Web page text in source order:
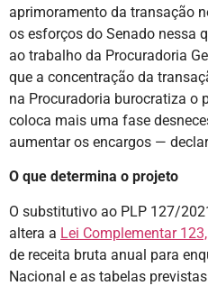
aprimoramento da transação
os esforços do Senado nessa
ao trabalho da Procuradoria
que a concentração da
na Procuradoria burocratiza o
coloca mais uma fase
aumentar os encargos —
O que determina o projeto
O substitutivo ao PLP 127/
altera a Lei Complementar
de receita bruta anual para
Nacional e as tabelas